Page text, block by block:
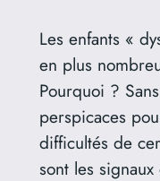
Les enfants «
en plus
Pourquoi ?
perspicaces
difficultés de
sont les